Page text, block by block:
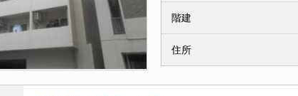
階建
住所